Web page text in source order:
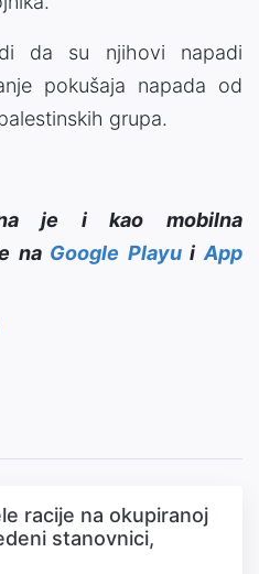
da su njihovi napadi
pokušaja napada od
grupa.
je i kao mobilna
na Google PlayuiApp
racije na okupiranoj
stanovnici,